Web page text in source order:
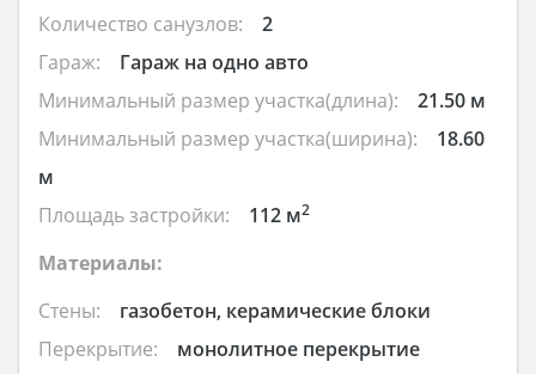
Количество санузлов:
2
Гараж:
Гараж на одно авто
Минимальный размер участка(длина):
21.50 м
Минимальный размер участка(ширина):
18.60
м
Площадь застройки:
112 м2
Материалы:
Стены:
газобетон, керамические блоки
Перекрытие:
монолитное перекрытие